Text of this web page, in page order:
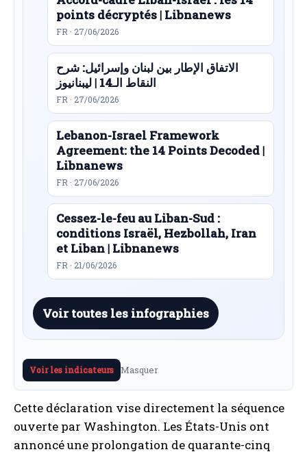
points décryptés | Libnanews
FR · 27/06/2026
الاتفاق الإطار بين لبنان وإسرائيل: شرح
النقاط الـ14 | ليبنانيوز
FR · 27/06/2026
Lebanon-Israel Framework
Agreement: the 14 Points Decoded |
Libnanews
FR · 27/06/2026
Cessez-le-feu au Liban-Sud :
conditions Israël, Hezbollah, Iran
et Liban | Libnanews
FR · 21/06/2026
Voir toutes les infographies
Voir les indicateurs Masquer
Cette déclaration vise directement la séquence
ouverte par Washington. Les États-Unis ont
annoncé une prolongation de quarante-cinq